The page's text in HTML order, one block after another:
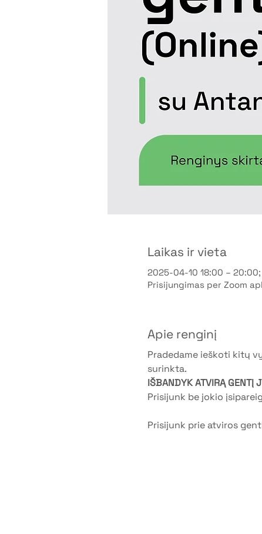
Laikas ir vieta
2025-04-10 18:00 – 20:00;
Prisijungimas per Zoom
Apie renginį
Pradedame ieškoti kitų
surinkta.
IŠBANDYK ATVIRĄ GENTĮ
Prisijunk be jokio
Prisijunk prie atviros